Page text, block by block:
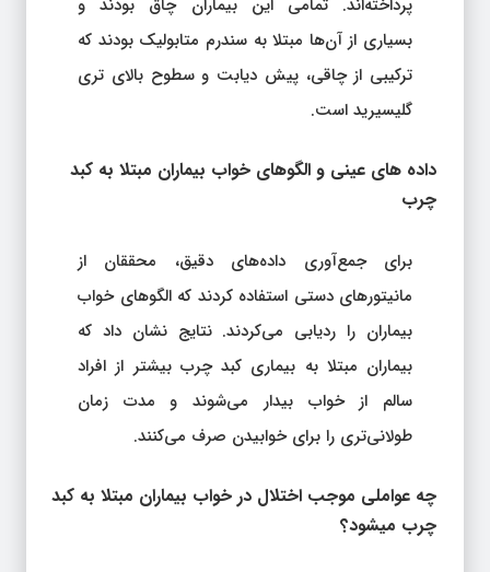
بسیاری از آن‌ها مبتلا به سندرم متابولیک بودند که
ترکیبی از چاقی، پیش دیابت و سطوح بالای تری
گلیسیرید است.
داده‌ های عینی و الگوهای خواب بیماران مبتلا به کبد
چرب
برای جمع‌آوری داده‌های دقیق، محققان از
مانیتورهای دستی استفاده کردند که الگوهای خواب
بیماران را ردیابی می‌کردند. نتایج نشان داد که
بیماران مبتلا به بیماری کبد چرب بیشتر از افراد
سالم از خواب بیدار می‌شوند و مدت زمان
طولانی‌تری را برای خوابیدن صرف می‌کنند.
چه عواملی موجب اختلال در خواب بیماران مبتلا به کبد
چرب میشود؟